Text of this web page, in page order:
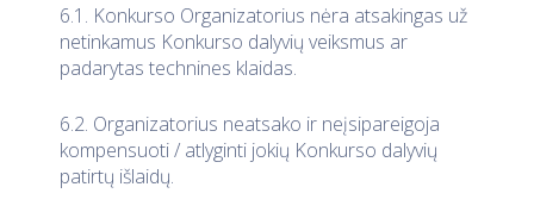
6.1. Konkurso Organizatorius nėra atsakingas už
netinkamus Konkurso dalyvių veiksmus ar
padarytas technines klaidas.
6.2. Organizatorius neatsako ir neįsipareigoja
kompensuoti / atlyginti jokių Konkurso dalyvių
patirtų išlaidų.